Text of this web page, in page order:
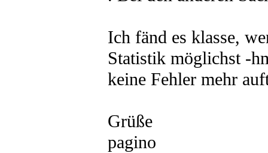
Ich fänd es klasse,
Statistik möglichst -
keine Fehler mehr
Grüße
pagino